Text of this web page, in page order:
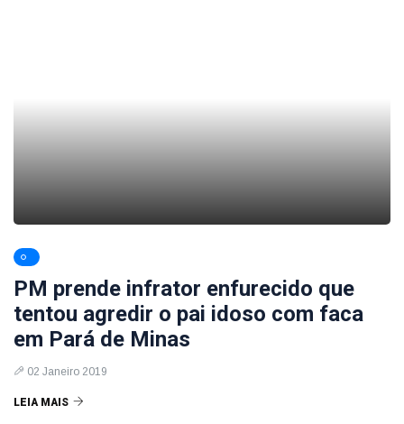
PM prende infrator enfurecido que
tentou agredir o pai idoso com faca
em Pará de Minas
02 Janeiro 2019
LEIA MAIS